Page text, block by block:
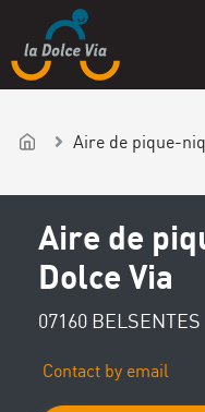
Aire de pique-
Aire de
Dolce Via
07160 BELSENTES
Contact by email